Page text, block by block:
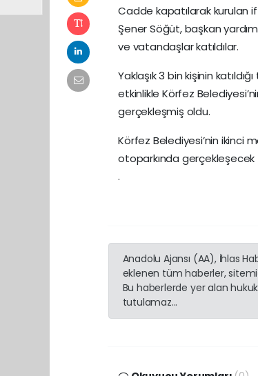
Cadde kapatılarak kurulan
Şener Söğüt, başkan
ve vatandaşlar katıldılar.
Yaklaşık 3 bin kişinin
etkinlikle Körfez
gerçekleşmiş oldu.
Körfez Belediyesi’nin ikinci
otoparkında gerçekleşecek
.
Anadolu Ajansı (AA), İhlas
eklenen tüm haberler,
Bu haberlerde yer alan
tutulamaz...